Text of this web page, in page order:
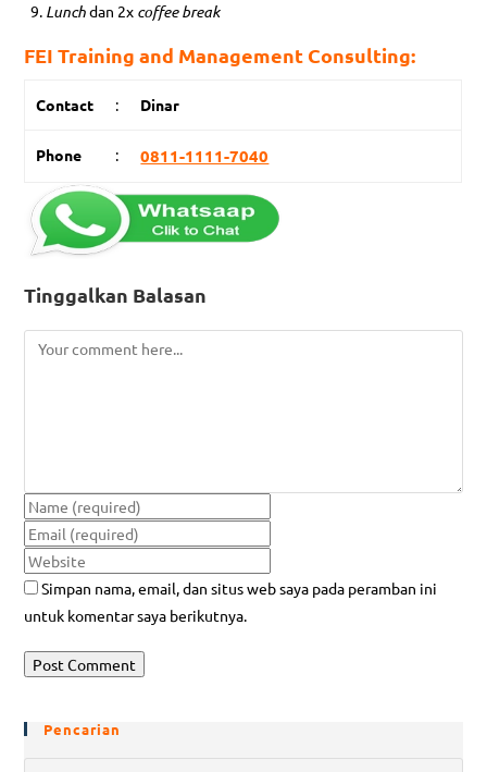
Lunchdan 2x coffee break
FEI Training and Management Consulting:
Contact : Dinar
Phone : 0811-1111-7040
Tinggalkan Balasan
Simpan nama, email, dan situs web saya pada peramban ini
untuk komentar saya berikutnya.
Pencarian